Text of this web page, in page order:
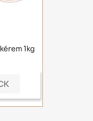
1kg